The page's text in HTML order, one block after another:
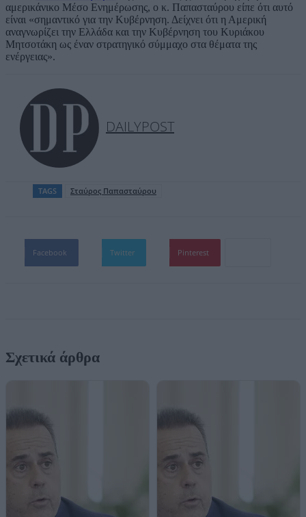
αμερικάνικο Μέσο Ενημέρωσης, ο κ. Παπασταύρου είπε ότι αυτό
είναι «σημαντικό για την Κυβέρνηση. Δείχνει ότι η Αμερική
αναγνωρίζει την Ελλάδα και την Κυβέρνηση του Κυριάκου
Μητσοτάκη ως έναν στρατηγικό σύμμαχο στα θέματα της
ενέργειας».
DAILYPOST
TAGS Σταύρος Παπασταύρου
Facebook Twitter Pinterest
Σχετικά άρθρα